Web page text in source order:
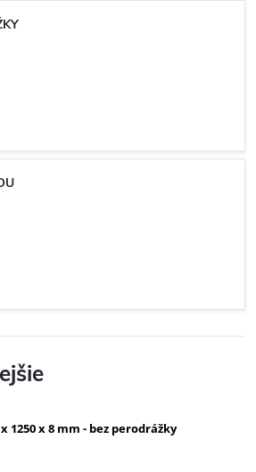
x 1250 x 8 mm - bez perodrážky